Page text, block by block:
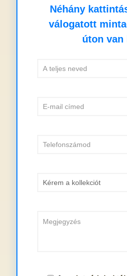
Néhány
válogatott
úton van